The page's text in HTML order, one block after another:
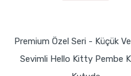
Premium Özel Seri - Küçük
Sevimli Hello Kitty Pembe